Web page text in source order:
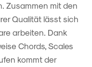
Zusammen mit den
Qualität lässt sich
arbeiten. Dank
Chords, Scales
kommt der